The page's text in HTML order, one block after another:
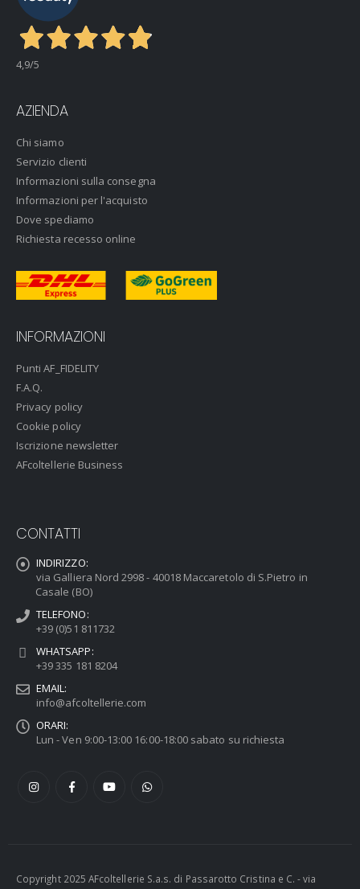
4,9/5
AZIENDA
Chi siamo
Servizio clienti
Informazioni sulla consegna
Informazioni per l'acquisto
Dove spediamo
Richiesta recesso online
INFORMAZIONI
Punti AF_FIDELITY
F.A.Q.
Privacy policy
Cookie policy
Iscrizione newsletter
AFcoltellerie Business
CONTATTI
INDIRIZZO:
via Galliera Nord 2998 - 40018 Maccaretolo di S.Pietro in
Casale (BO)
TELEFONO:
+39 (0)51 811732
WHATSAPP:
+39 335 181 8204
EMAIL:
info@afcoltellerie.com
ORARI:
Lun - Ven 9:00-13:00 16:00-18:00 sabato su richiesta
Copyright 2025 AFcoltellerie S.a.s. di Passarotto Cristina e C. - via